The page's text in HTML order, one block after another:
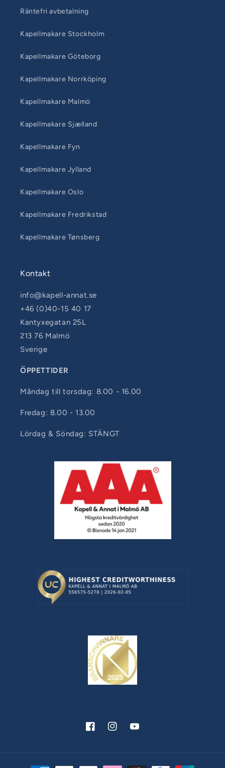
Räntefri avbetalning
Kapellmakare Stockholm
Kapellmakare Göteborg
Kapellmakare Norrköping
Kapellmakare Malmö
Kapellmakare Sjælland
Kapellmakare Fyn
Kapellmakare Jylland
Kapellmakare Oslo
Kapellmakare Fredrikstad
Kapellmakare Tønsberg
Kontakt
info@kapell-annat.se
+46 (0)40-15 40 17
Kantyxegatan 25L
213 76 Malmö
Sverige
ÖPPETTIDER
Måndag till torsdag: 8.00 - 16.00
Fredag: 8.00 - 13.00
Lördag & Söndag: STÄNGT
FacebookInstagramYouTube